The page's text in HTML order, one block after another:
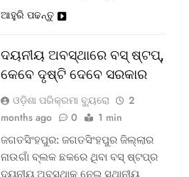
ଆହୁରି ପଢନ୍ତୁ
ଦୟନୀୟ ଅବସ୍ଥାରେ ବସ୍‌ ଷ୍ଟପ୍‌,
କେବେ ଦୃଷ୍ଟି ଦେବେ ସରକାର
ଓଡ଼ିଶା ପରିକ୍ରମା ବ୍ୟୁରୋ
2
months ago
0 1 min
ଜଗତସିଂହପୁର: ଜଗତସିଂହପୁର ଜିଲ୍ଲାର
ନାଉଗାଁ ବ୍ଲକ ଛକରେ ଥିବା ବସ୍‌ ଷ୍ଟପ୍‌ର
ଦୟନୀୟ ଅବସ୍ଥାକୁ ନେଇ ସ୍ଥାନୀୟ